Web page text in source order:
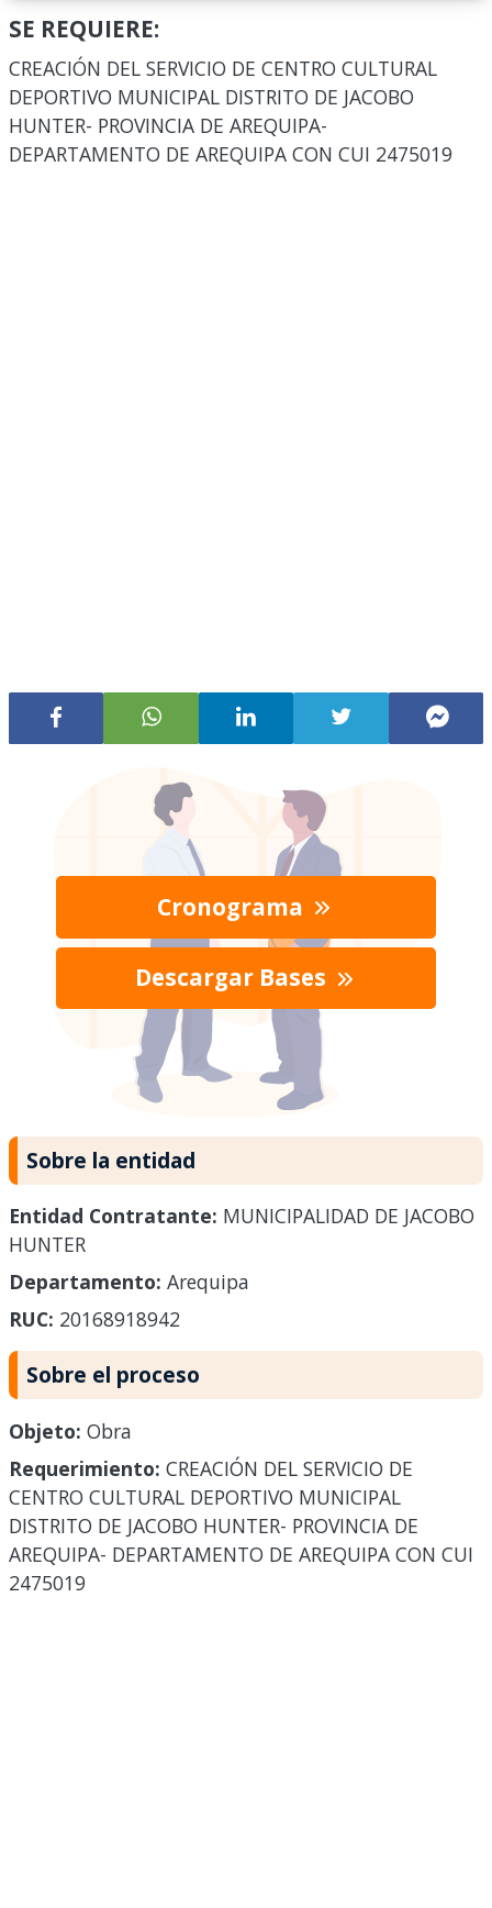
SE REQUIERE:
CREACIÓN DEL SERVICIO DE CENTRO CULTURAL
DEPORTIVO MUNICIPAL DISTRITO DE JACOBO
HUNTER- PROVINCIA DE AREQUIPA-
DEPARTAMENTO DE AREQUIPA CON CUI 2475019
Cronograma
Descargar Bases
Sobre la entidad
Entidad Contratante: MUNICIPALIDAD DE JACOBO
HUNTER
Departamento: Arequipa
RUC: 20168918942
Sobre el proceso
Objeto: Obra
Requerimiento: CREACIÓN DEL SERVICIO DE
CENTRO CULTURAL DEPORTIVO MUNICIPAL
DISTRITO DE JACOBO HUNTER- PROVINCIA DE
AREQUIPA- DEPARTAMENTO DE AREQUIPA CON CUI
2475019